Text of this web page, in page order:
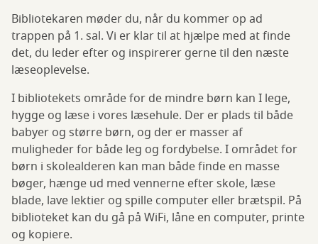
Bibliotekaren møder du, når du kommer op ad
trappen på 1. sal. Vi er klar til at hjælpe med at finde
det, du leder efter og inspirerer gerne til den næste
læseoplevelse.
I bibliotekets område for de mindre børn kan I lege,
hygge og læse i vores læsehule. Der er plads til både
babyer og større børn, og der er masser af
muligheder for både leg og fordybelse. I området for
børn i skolealderen kan man både finde en masse
bøger, hænge ud med vennerne efter skole, læse
blade, lave lektier og spille computer eller brætspil. På
biblioteket kan du gå på WiFi, låne en computer, printe
og kopiere.